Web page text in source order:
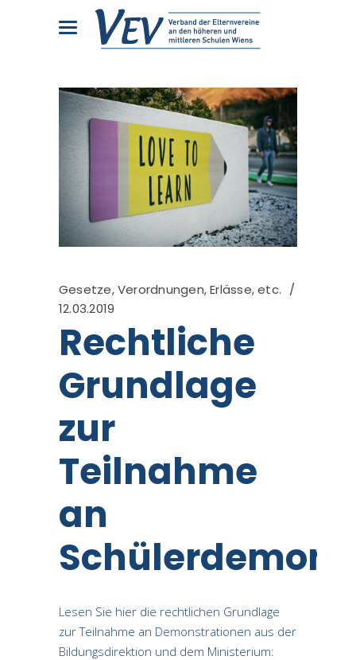
Gesetze, Verordnungen, Erlässe, etc.
12.03.2019
Rechtliche
Grundlage
zur
Teilnahme
an
Lesen Sie hier die rechtlichen Grundlage
zur Teilnahme an Demonstrationen aus der
Bildungsdirektion und dem Ministerium: